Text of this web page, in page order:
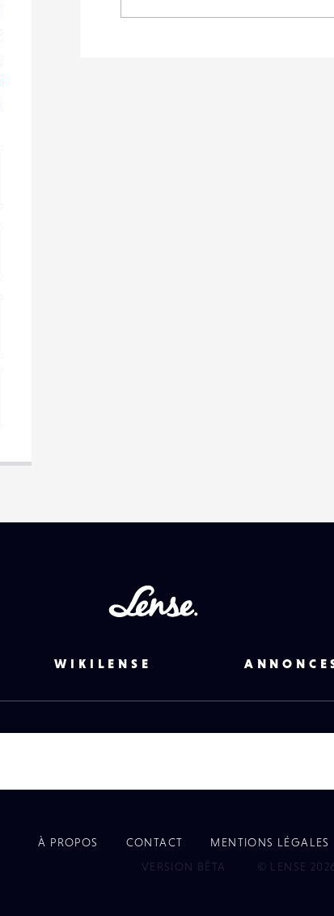
WIKILENSE
À PROPOS CONTACT
MENTIONS LÉGALES
VERSION BÊTA
© LENSE